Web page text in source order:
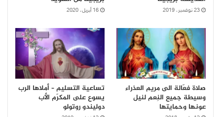
23 نوفمبر، 2019 16 أبريل، 2020
صلاة فعّالة الى مريم العذراء
وسيطة جميع النِعم لنيل
عونها وحمايتها
تساعية التسليم – أملاها الرب
يسوع على المكرّم الأب
دوليندو روتولو